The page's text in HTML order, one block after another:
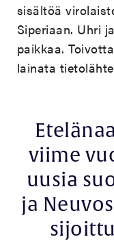
sisältöä
Siperiaan. Uhri
paikkaa.
lainata
viime
uusia
ja